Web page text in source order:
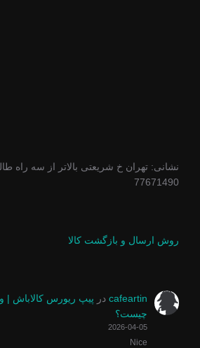
77671490
روش ارسال و بازگشت کالا
cafeartin در پیپ ریورس کالاباش |
چیست؟
2026-04-05
Nice